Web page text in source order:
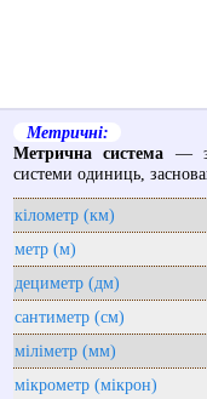
Метричні:
Метрична система —
системи одиниць,
кілометр (км)
метр (м)
дециметр (дм)
сантиметр (см)
міліметр (мм)
мікрометр (мікрон)